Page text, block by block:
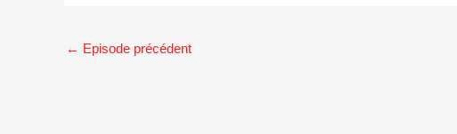
← Episode précédent